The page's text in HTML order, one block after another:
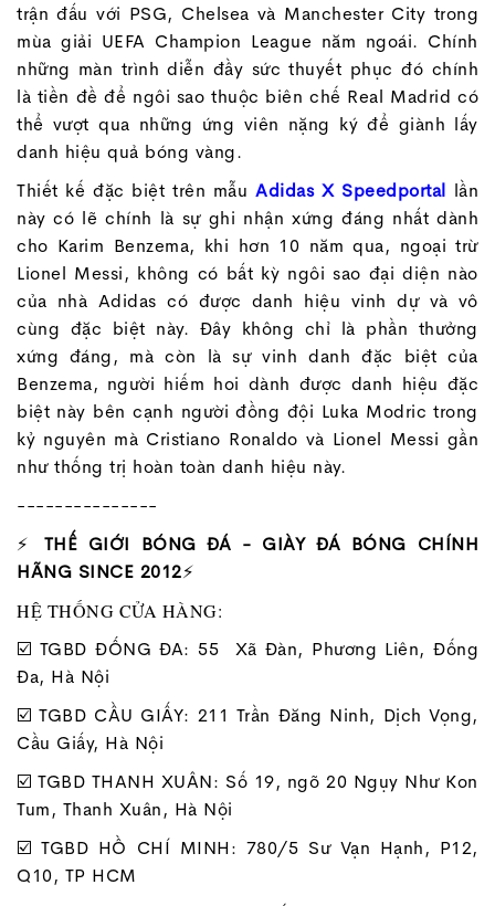
trận đấu với PSG, Chelsea và Manchester City trong
mùa giải UEFA Champion League năm ngoái. Chính
những màn trình diễn đầy sức thuyết phục đó chính
là tiền đề để ngôi sao thuộc biên chế Real Madrid có
thể vượt qua những ứng viên nặng ký để giành lấy
danh hiệu quả bóng vàng.
Thiết kế đặc biệt trên mẫuAdidas X Speedportal lần
này có lẽ chính là sự ghi nhận xứng đáng nhất dành
cho Karim Benzema, khi hơn 10 năm qua, ngoại trừ
Lionel Messi, không có bất kỳ ngôi sao đại diện nào
của nhà Adidas có được danh hiệu vinh dự và vô
cùng đặc biệt này. Đây không chỉ là phần thưởng
xứng đáng, mà còn là sự vinh danh đặc biệt của
Benzema, người hiếm hoi dành được danh hiệu đặc
biệt này bên cạnh người đồng đội Luka Modric trong
kỷ nguyên mà Cristiano Ronaldo và Lionel Messi gần
như thống trị hoàn toàn danh hiệu này.
---------------
⚡ THẾ GIỚI BÓNG ĐÁ - GIÀY ĐÁ BÓNG CHÍNH
HÃNG SINCE 2012⚡
HỆ THỐNG CỬA HÀNG:
☑️ TGBD ĐỐNG ĐA: 55 Xã Đàn, Phương Liên, Đống
Đa, Hà Nội
☑️ TGBD CẦU GIẤY: 211 Trần Đăng Ninh, Dịch Vọng,
Cầu Giấy, Hà Nội
☑️ TGBD THANH XUÂN: Số 19, ngõ 20 Ngụy Như Kon
Tum, Thanh Xuân, Hà Nội
☑️ TGBD HỒ CHÍ MINH: 780/5 Sư Vạn Hạnh, P12,
Q10, TP HCM